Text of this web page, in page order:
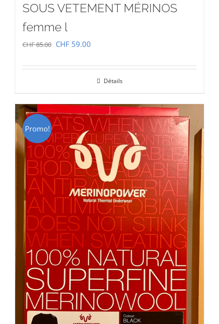
SOUS VETEMENT MÉRINOS
femme l
CHF85.00 Le
initial
CHF 85.00.
CHF 59.00
actuel
CHF 59.00.
Détails
Promo!